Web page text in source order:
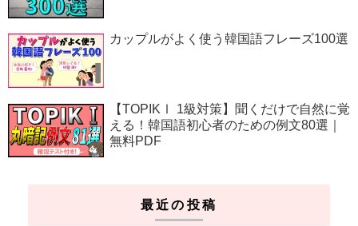
カップルがよく使う韓国語フレーズ100選
【TOPIKⅠ 1級対策】聞くだけで自然に覚
える！韓国語初心者のための例文80選｜
無料PDF
最近の投稿